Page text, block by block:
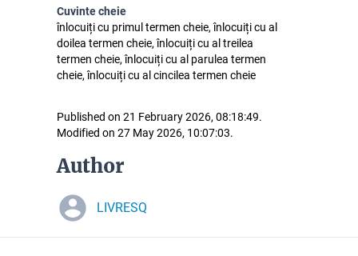
Cuvinte cheie
înlocuiți cu primul termen cheie, înlocuiți cu al
doilea termen cheie, înlocuiți cu al treilea
termen cheie, înlocuiți cu al parulea termen
cheie, înlocuiți cu al cincilea termen cheie
Published on 21 February 2026, 08:18:49.
Modified on 27 May 2026, 10:07:03.
Author
LIVRESQ